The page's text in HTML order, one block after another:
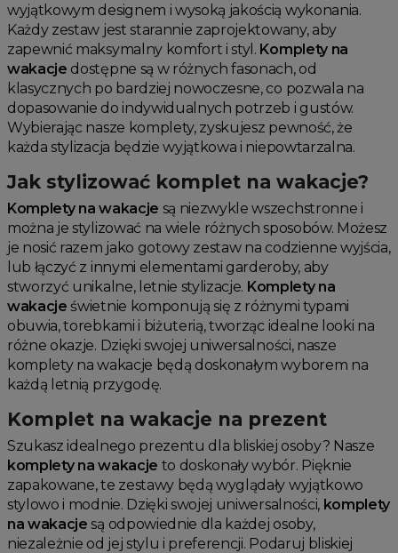
wyjątkowym designem i wysoką jakością wykonania.
Każdy zestaw jest starannie zaprojektowany, aby
zapewnić maksymalny komfort i styl. Komplety na
wakacje dostępne są w różnych fasonach, od
klasycznych po bardziej nowoczesne, co pozwala na
dopasowanie do indywidualnych potrzeb i gustów.
Wybierając nasze komplety, zyskujesz pewność, że
każda stylizacja będzie wyjątkowa i niepowtarzalna.
Jak stylizować komplet na wakacje?
Komplety na wakacje są niezwykle wszechstronne i
można je stylizować na wiele różnych sposobów. Możesz
je nosić razem jako gotowy zestaw na codzienne wyjścia,
lub łączyć z innymi elementami garderoby, aby
stworzyć unikalne, letnie stylizacje. Komplety na
wakacje świetnie komponują się z różnymi typami
obuwia, torebkami i biżuterią, tworząc idealne looki na
różne okazje. Dzięki swojej uniwersalności, nasze
komplety na wakacje będą doskonałym wyborem na
każdą letnią przygodę.
Komplet na wakacje na prezent
Szukasz idealnego prezentu dla bliskiej osoby? Nasze
komplety na wakacje to doskonały wybór. Pięknie
zapakowane, te zestawy będą wyglądały wyjątkowo
stylowo i modnie. Dzięki swojej uniwersalności, komplety
na wakacje są odpowiednie dla każdej osoby,
niezależnie od jej stylu i preferencji. Podaruj bliskiej